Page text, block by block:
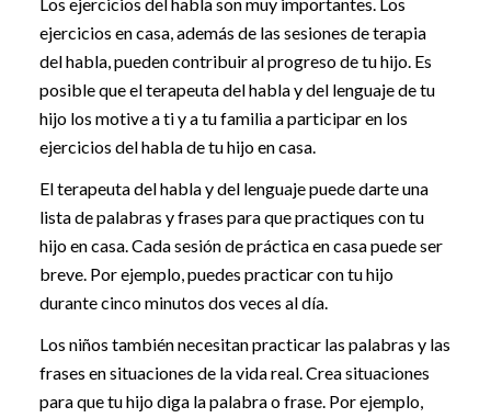
ejercicios en casa, además de las sesiones de terapia
del habla, pueden contribuir al progreso de tu hijo. Es
posible que el terapeuta del habla y del lenguaje de tu
hijo los motive a ti y a tu familia a participar en los
ejercicios del habla de tu hijo en casa.
El terapeuta del habla y del lenguaje puede darte una
lista de palabras y frases para que practiques con tu
hijo en casa. Cada sesión de práctica en casa puede ser
breve. Por ejemplo, puedes practicar con tu hijo
durante cinco minutos dos veces al día.
Los niños también necesitan practicar las palabras y las
frases en situaciones de la vida real. Crea situaciones
para que tu hijo diga la palabra o frase. Por ejemplo,